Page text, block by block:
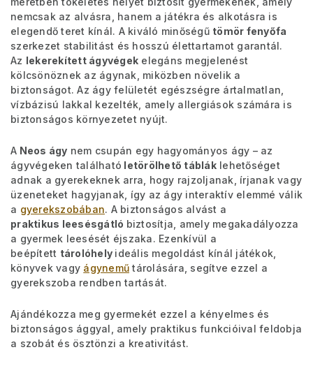
nemcsak az alvásra, hanem a játékra és alkotásra is
elegendő teret kínál. A kiváló minőségű tömör fenyőfa
szerkezet stabilitást és hosszú élettartamot garantál.
Az lekerekített ágyvégek elegáns megjelenést
kölcsönöznek az ágynak, miközben növelik a
biztonságot. Az ágy felületét egészségre ártalmatlan,
vízbázisú lakkal kezelték, amely allergiások számára is
biztonságos környezetet nyújt.
A Neos ágy nem csupán egy hagyományos ágy – az
ágyvégeken található letörölhető tábláklehetőséget
adnak a gyerekeknek arra, hogy rajzoljanak, írjanak vagy
üzeneteket hagyjanak, így az ágy interaktív elemmé válik
a gyerekszobában. A biztonságos alvást a
praktikus leesésgátló biztosítja, amely megakadályozza
a gyermek leesését éjszaka. Ezenkívül a
beépített tárolóhely ideális megoldást kínál játékok,
könyvek vagy ágynemű tárolására, segítve ezzel a
gyerekszoba rendben tartását.
Ajándékozza meg gyermekét ezzel a kényelmes és
biztonságos ággyal, amely praktikus funkcióival feldobja
a szobát és ösztönzi a kreativitást.